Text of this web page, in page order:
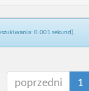
0.001 sekund).
poprzedni 1